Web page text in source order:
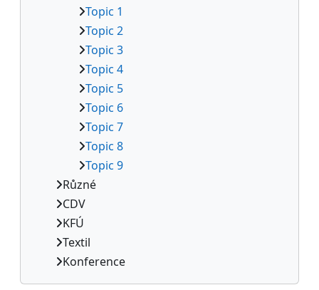
Topic 1
Topic 2
Topic 3
Topic 4
Topic 5
Topic 6
Topic 7
Topic 8
Topic 9
Různé
CDV
KFÚ
Textil
Konference